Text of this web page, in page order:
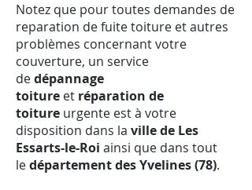
Notez que pour toutes demandes de
reparation de fuite toiture et autres
problèmes concernant votre
couverture, un service
dedépannage
toiture et réparation de
toiture urgente est à votre
disposition dans la ville de Les
Essarts-le-Roi ainsi que dans tout
ledépartement des Yvelines (78).